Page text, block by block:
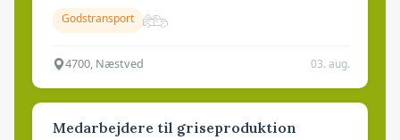
Godstransport
4700, Næstved 03. aug.
Medarbejdere til griseproduktion